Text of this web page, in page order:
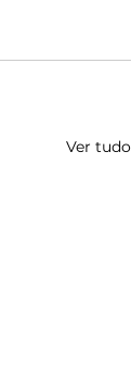
Ver tudo